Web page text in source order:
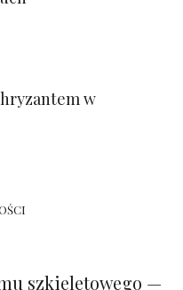
w
szkieletowego —